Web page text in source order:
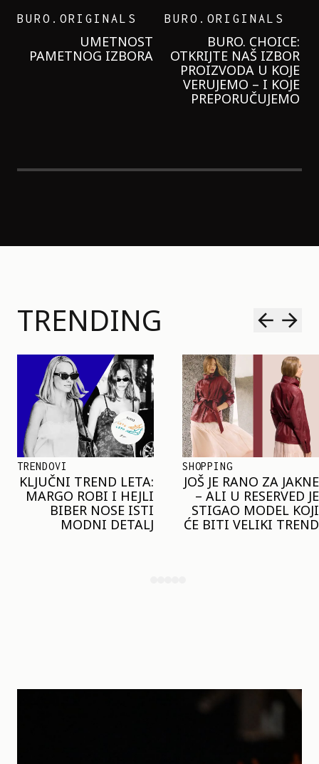
GARNIER KREMU I
NIKADA NIŠTA
LAGANIJE NISAM
KORISTILA
TRENDING
SHOPPING
JOŠ JE RANO ZA JAKNE
– ALI U RESERVED JE
STIGAO MODEL KOJI
ĆE BITI VELIKI TREND
TRENDOVI
NAJVEĆI MIKRO-
TREND SEZONE VAS
POZIVA DA SPOJITE
NESPOJIVO